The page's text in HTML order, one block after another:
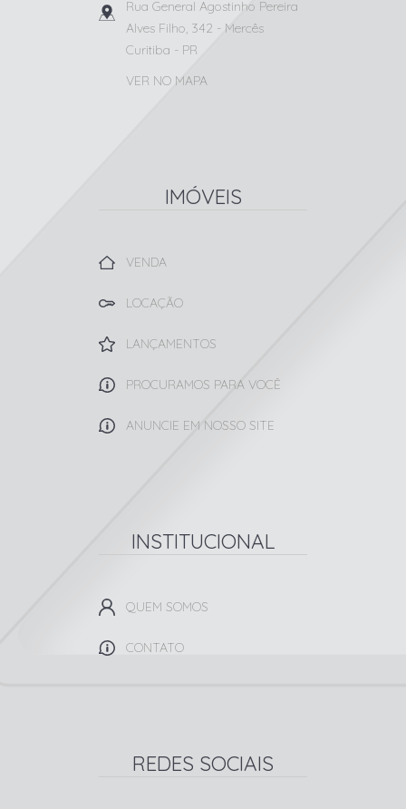
Rua General Agostinho Pereira
Alves Filho, 342 - Mercês
Curitiba - PR
VER NO MAPA
IMÓVEIS
VENDA
LOCAÇÃO
LANÇAMENTOS
PROCURAMOS PARA VOCÊ
ANUNCIE EM NOSSO SITE
INSTITUCIONAL
QUEM SOMOS
CONTATO
REDES SOCIAIS